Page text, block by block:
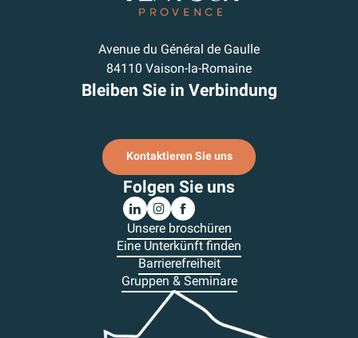
Avenue du Général de Gaulle
84110 Vaison-la-Romaine
Bleiben Sie in Verbindung
Kontaktieren Sie uns
Folgen Sie uns
Unsere broschüren
Eine Unterkünft finden
Barrierefreiheit
Gruppen & Seminare